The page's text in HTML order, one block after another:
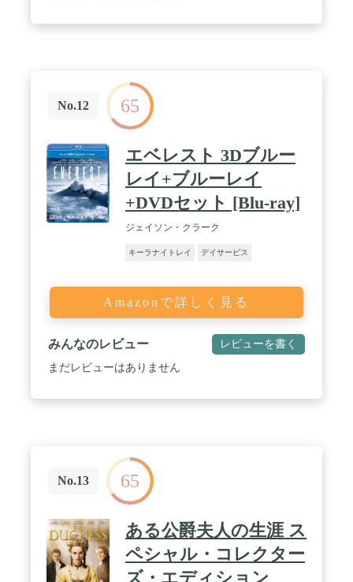
No.12 65
エベレスト 3Dブルー
レイ+ブルーレイ
+DVDセット [Blu-ray]
ジェイソン・クラーク
キーラナイトレイ デイサービス
Amazonで詳しく見る
みんなのレビュー レビューを書く
まだレビューはありません
No.13 65
ある公爵夫人の生涯 ス
ペシャル・コレクター
ズ・エディション